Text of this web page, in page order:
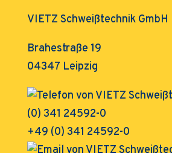
VIETZ Schweißtechnik GmbH
Brahestraße 19
04347 Leipzig
+49 (0) 341 24592-0